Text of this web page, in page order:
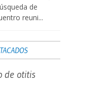
de
reuni...
de otitis